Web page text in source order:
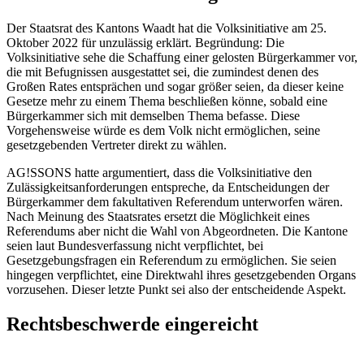
Der Staatsrat des Kantons Waadt hat die Volksinitiative am 25.
Oktober 2022 für unzulässig erklärt. Begründung: Die
Volksinitiative sehe die Schaffung einer gelosten Bürgerkammer vor,
die mit Befugnissen ausgestattet sei, die zumindest denen des
Großen Rates entsprächen und sogar größer seien, da dieser keine
Gesetze mehr zu einem Thema beschließen könne, sobald eine
Bürgerkammer sich mit demselben Thema befasse. Diese
Vorgehensweise würde es dem Volk nicht ermöglichen, seine
gesetzgebenden Vertreter direkt zu wählen.
AG!SSONS hatte argumentiert, dass die Volksinitiative den
Zulässigkeitsanforderungen entspreche, da Entscheidungen der
Bürgerkammer dem fakultativen Referendum unterworfen wären.
Nach Meinung des Staatsrates ersetzt die Möglichkeit eines
Referendums aber nicht die Wahl von Abgeordneten. Die Kantone
seien laut Bundesverfassung nicht verpflichtet, bei
Gesetzgebungsfragen ein Referendum zu ermöglichen. Sie seien
hingegen verpflichtet, eine Direktwahl ihres gesetzgebenden Organs
vorzusehen. Dieser letzte Punkt sei also der entscheidende Aspekt.
Rechtsbeschwerde eingereicht